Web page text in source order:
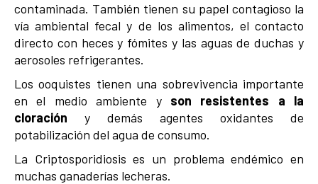
contaminada. También tienen su papel contagioso la
vía ambiental fecal y de los alimentos, el contacto
directo con heces y fómites y las aguas de duchas y
aerosoles refrigerantes.
Los ooquistes tienen una sobrevivencia importante
en el medio ambiente y son resistentes a la
cloración y demás agentes oxidantes de
potabilización del agua de consumo.
La Criptosporidiosis es un problema endémico en
muchas ganaderías lecheras.